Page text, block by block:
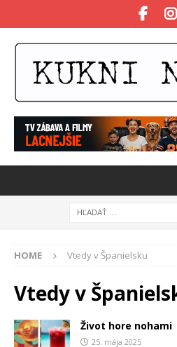
HOME Vtedy v Španielsku
Vtedy v
Život hore nohami
25. mája 2025